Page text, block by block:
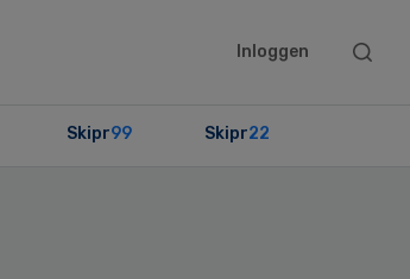
Inloggen
Search
Skipr99 Skipr22